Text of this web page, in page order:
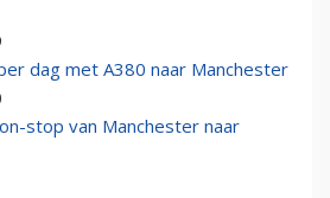
dag met A380 naar Manchester
stop van Manchester naar